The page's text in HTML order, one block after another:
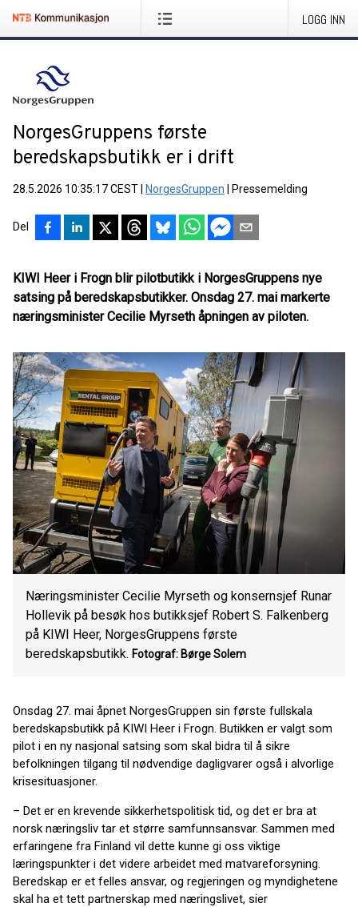
LOGG INN
NorgesGruppens første
beredskapsbutikk er i drift
28.5.2026 10:35:17 CEST NorgesGruppen Pressemelding
Del
KIWI Heer i Frogn blir pilotbutikk i NorgesGruppens nye
satsing på beredskapsbutikker. Onsdag 27. mai markerte
næringsminister Cecilie Myrseth åpningen av piloten.
Næringsminister Cecilie Myrseth og konsernsjef Runar
Hollevik på besøk hos butikksjef Robert S. Falkenberg
på KIWI Heer, NorgesGruppens første
beredskapsbutikk. Fotograf: Børge Solem
Onsdag 27. mai åpnet NorgesGruppen sin første fullskala
beredskapsbutikk på KIWI Heer i Frogn. Butikken er valgt som
pilot i en ny nasjonal satsing som skal bidra til å sikre
befolkningen tilgang til nødvendige dagligvarer også i alvorlige
krisesituasjoner.
– Det er en krevende sikkerhetspolitisk tid, og det er bra at
norsk næringsliv tar et større samfunnsansvar. Sammen med
erfaringene fra Finland vil dette kunne gi oss viktige
læringspunkter i det videre arbeidet med matvareforsyning.
Beredskap er et felles ansvar, og regjeringen og myndighetene
skal ha et tett partnerskap med næringslivet, sier